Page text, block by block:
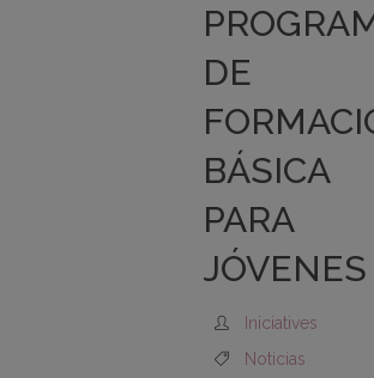
DE
BÁSICA
PARA
JÓVENES
Iniciatives
Noticias